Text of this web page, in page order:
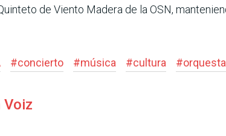
de Viento Madera de la OSN,
#concierto #música #cultura #orquesta
Voiz